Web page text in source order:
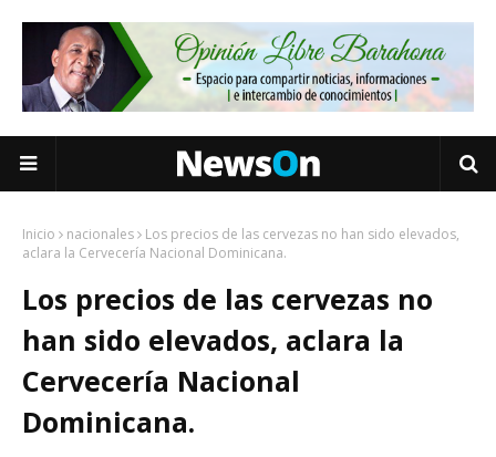
Inicio nacionales
Los precios de las cervezas no han sido elevados,
aclara la Cervecería Nacional Dominicana.
Los precios de las cervezas no
han sido elevados, aclara la
Cervecería Nacional
Dominicana.